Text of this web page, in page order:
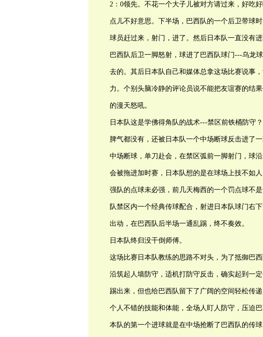
2：0领先。不花一个大子儿被对方请过来，好吃
点儿不好意思。下半场，巴西队的一个后卫带球
球员赶过来，射门，进了。然后日本队一直没有
巴西队后卫一脚怒射，球进了巴西队球门---乌龙
去的。其后日本队自己和媒体总拿这场比赛说事
力。个别头脑冷静的评论员说不能把友谊赛的结
的漫天怒吼。
日本队这是学佛得角队的战术---禁区前铁桶防守
脾气都没有，还被日本队一个中场断球反击进了
中场断球，单刀赴会，在禁区弧前一脚射门，球
会被拖进加时赛，日本队想的是在球场上技不如
强队的点球未必强，前几天梅西的一个罚点球不
队禁区内一个经典传球配合，射进日本队球门右
出动，在巴西队后半场一通乱踢，终不奏效。
日本队终归没干倒师傅。
这场比赛日本队教练的思路不对头，为了抵御巴
沿筑起人墙防守，适机打防守反击，确实起到一
踢出来，但也给巴西队留下了广阔的空间轻松传
个人不错的技能和体能，全场人盯人防守，压迫
本队的第一个进球就是在中场抢断了巴西队的传